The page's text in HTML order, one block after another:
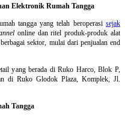
Elektronik Rumah Tangga
tanggayang telah beroperasisejak
online dan ritel produk-produk alat
sektor, mulai dari penjualan end
yang berada di Ruko Harco, Blok P,
di Ruko Glodok Plaza, Komplek, Jl.
Tangga